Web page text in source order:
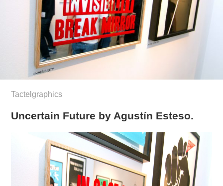
Tactelgraphics
Uncertain Future by Agustín Esteso.